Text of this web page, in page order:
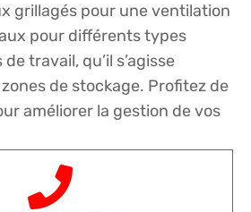
grillagés pour une ventilation
pour différents types
travail, qu’il s’agisse
de stockage. Profitez de
améliorer la gestion de vos